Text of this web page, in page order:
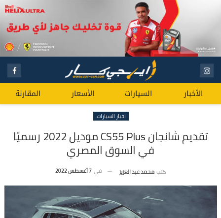
الأخبار السيارات الأسعار المقارنة
اخبار السيارات
تقديم شانجان CS55 Plus موديل 2022 رسميًا
في السوق المصري
كتب محمد عبد العزيز في 7 أغسطس 2022